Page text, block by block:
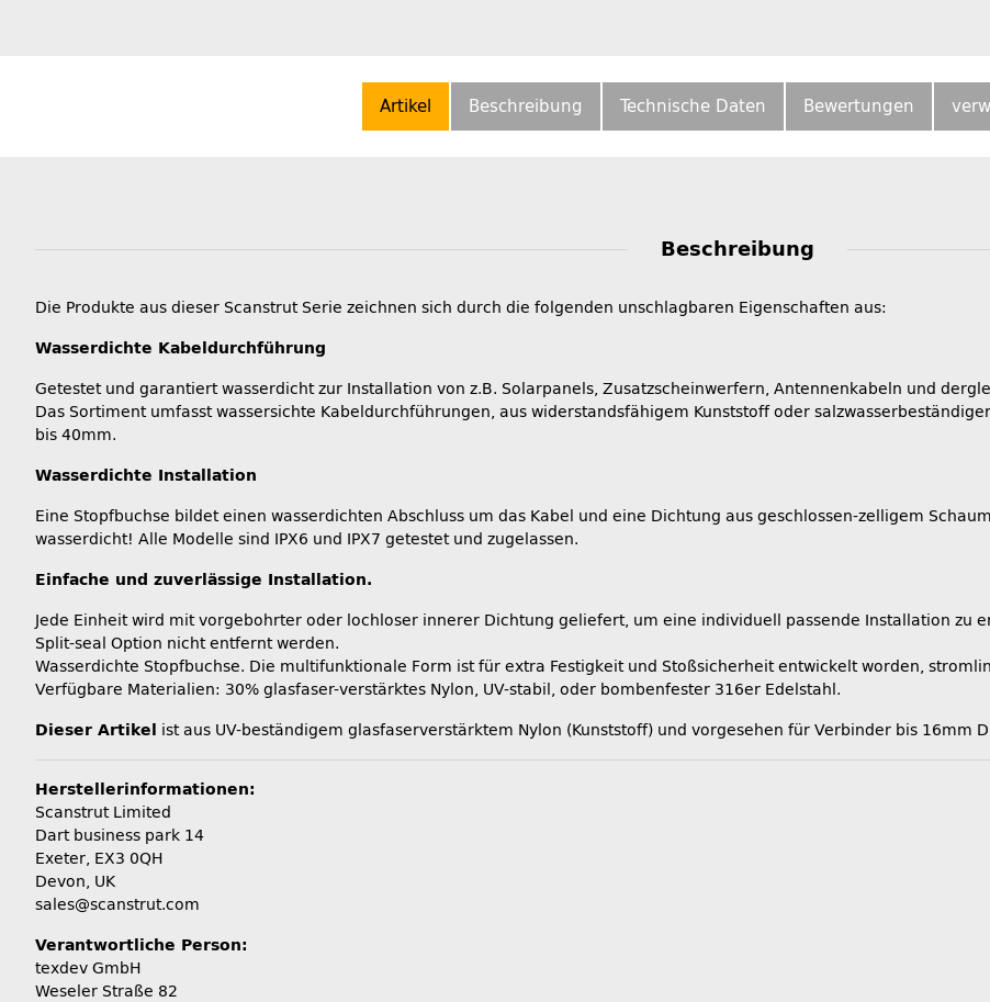
Artikel Beschreibung Technische Daten Bewertungen
Beschreibung
Die Produkte aus dieser Scanstrut Serie zeichnen sich durch die folgenden unschlagbaren Eigenschaften aus:
Wasserdichte Kabeldurchführung
Getestet und garantiert wasserdicht zur Installation von z.B. Solarpanels, Zusatzscheinwerfern, Antennenkabeln und
Das Sortiment umfasst wassersichte Kabeldurchführungen, aus widerstandsfähigem Kunststoff oder
bis 40mm.
Wasserdichte Installation
Eine Stopfbuchse bildet einen wasserdichten Abschluss um das Kabel und eine Dichtung aus geschlossen-zelligem
wasserdicht! Alle Modelle sind IPX6 und IPX7 getestet und zugelassen.
Einfache und zuverlässige Installation.
Jede Einheit wird mit vorgebohrter oder lochloser innerer Dichtung geliefert, um eine individuell passende Installation zu
Split-seal Option nicht entfernt werden.
Wasserdichte Stopfbuchse. Die multifunktionale Form ist für extra Festigkeit und Stoßsicherheit entwickelt worden,
Verfügbare Materialien: 30% glasfaser-verstärktes Nylon, UV-stabil, oder bombenfester 316er Edelstahl.
Dieser Artikel ist aus UV-beständigem glasfaserverstärktem Nylon (Kunststoff) und vorgesehen für Verbinder bis 16mm
Herstellerinformationen:
Scanstrut Limited
Dart business park 14
Exeter, EX3 0QH
Devon, UK
sales@scanstrut.com
Verantwortliche Person:
texdev GmbH
Weseler Straße 82